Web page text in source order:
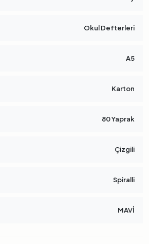
Okul Defterleri
A5
Karton
80 Yaprak
Çizgili
Spiralli
MAVİ